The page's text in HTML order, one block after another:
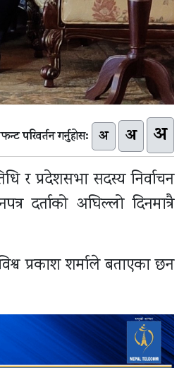
फन्ट परिवर्तन गर्नुहोस: अ अ अ
र प्रदेशसभा सदस्य निर्वाचन
दर्ताको अघिल्लो दिनमात्रै
प्रकाश शर्माले बताएका छन